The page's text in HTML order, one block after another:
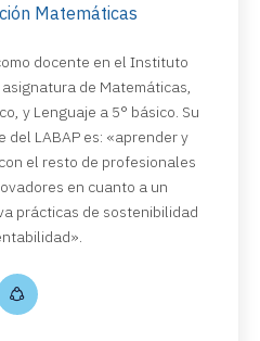
Matemáticas
docente en el Instituto
de Matemáticas,
y Lenguaje a 5° básico. Su
del LABAP es: «aprender y
el resto de profesionales
en cuanto a un
prácticas de sostenibilidad